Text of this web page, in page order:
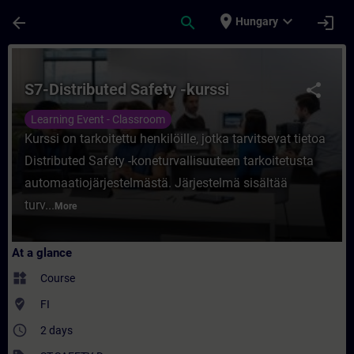
arrow_back search place Hungary expand_more login
Course - S7-Distributed Safety -kurssi -
share
S7-Distributed Safety -kurssi
Learning Event - Classroom
Kurssi on tarkoitettu henkilöille, jotka tarvitsevat tietoa
Distributed Safety -koneturvallisuuteen tarkoitetusta
automaatiojärjestelmästä. Järjestelmä sisältää
turv... More
At a glance
widgets Course
where_to_vote FI
access_time 2 days